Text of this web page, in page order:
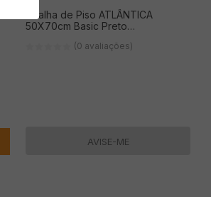
Toalha de Piso ATLÂNTICA
50X70cm Basic Preto
(0 avaliações)
AVISE-ME